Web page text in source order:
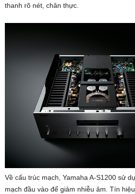
thanh rõ nét, chân thực.
Về cấu trúc mạch, Yamaha A-S1200 sử
mạch đầu vào để giảm nhiễu âm. Tín